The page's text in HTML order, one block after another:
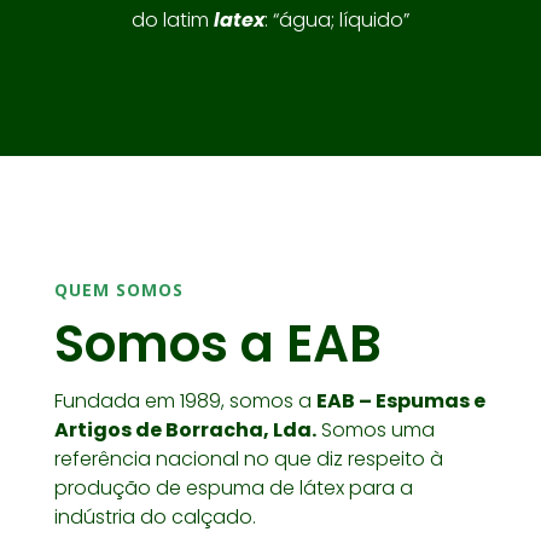
do latim latex: “água; líquido”
QUEM SOMOS
Somos a EAB
Fundada em 1989, somos a EAB – Espumas e
Artigos de Borracha, Lda.Somos uma
referência nacional no que diz respeito à
produção de espuma de látex para a
indústria do calçado.